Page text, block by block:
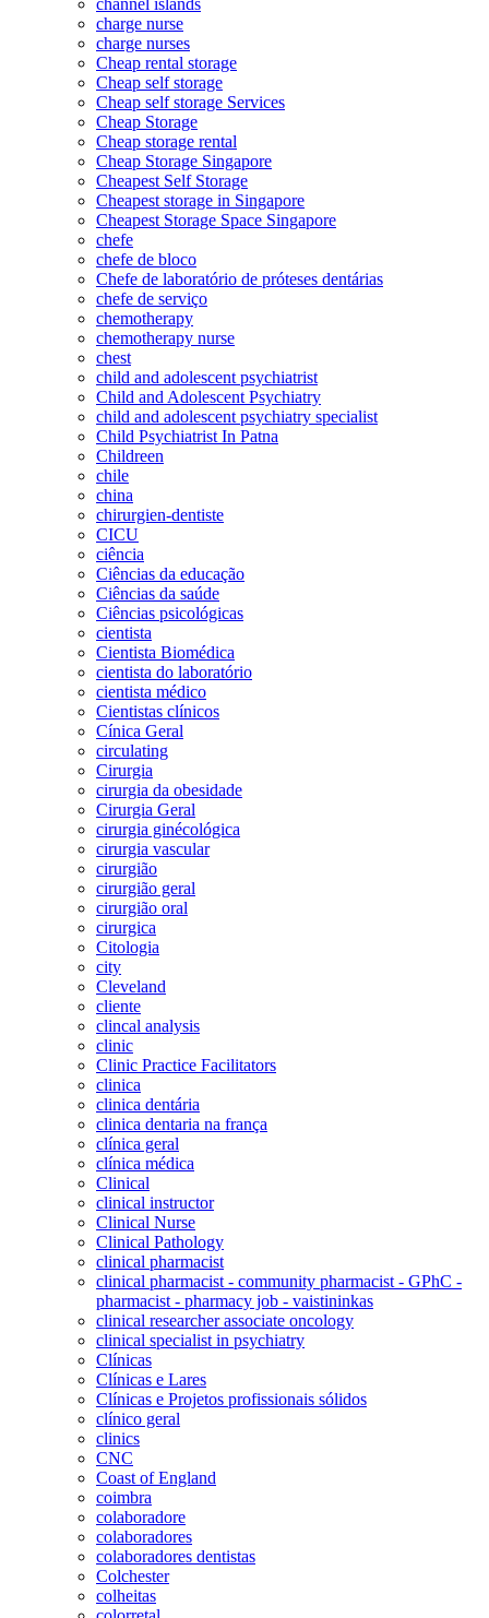
charge nurse
charge nurses
Cheap rental storage
Cheap self storage
Cheap self storage Services
Cheap Storage
Cheap storage rental
Cheap Storage Singapore
Cheapest Self Storage
Cheapest storage in Singapore
Cheapest Storage Space Singapore
chefe
chefe de bloco
Chefe de laboratório de próteses dentárias
chefe de serviço
chemotherapy
chemotherapy nurse
chest
child and adolescent psychiatrist
Child and Adolescent Psychiatry
child and adolescent psychiatry specialist
Child Psychiatrist In Patna
Childreen
chile
china
chirurgien-dentiste
CICU
ciência
Ciências da educação
Ciências da saúde
Ciências psicológicas
cientista
Cientista Biomédica
cientista do laboratório
cientista médico
Cientistas clínicos
Cínica Geral
circulating
Cirurgia
cirurgia da obesidade
Cirurgia Geral
cirurgia ginécológica
cirurgia vascular
cirurgião
cirurgião geral
cirurgião oral
cirurgica
Citologia
city
Cleveland
cliente
clincal analysis
clinic
Clinic Practice Facilitators
clinica
clinica dentária
clinica dentaria na frança
clínica geral
clínica médica
Clinical
clinical instructor
Clinical Nurse
Clinical Pathology
clinical pharmacist
clinical pharmacist - community pharmacist - GPhC -
pharmacist - pharmacy job - vaistininkas
clinical researcher associate oncology
clinical specialist in psychiatry
Clínicas
Clínicas e Lares
Clínicas e Projetos profissionais sólidos
clínico geral
clinics
CNC
Coast of England
coimbra
colaboradore
colaboradores
colaboradores dentistas
Colchester
colheitas